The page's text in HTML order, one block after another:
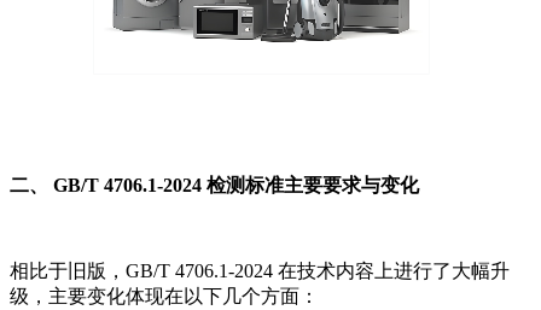
二、 GB/T 4706.1-2024 检测标准主要要求与变化
相比于旧版，GB/T 4706.1-2024 在技术内容上进行了大幅升
级，主要变化体现在以下几个方面：